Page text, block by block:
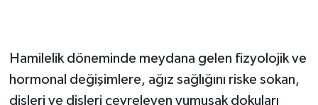
Hamilelik döneminde meydana gelen fizyolojik ve
hormonal değişimlere, ağız sağlığını riske sokan,
dişleri ve dişleri çevreleyen yumuşak dokuları